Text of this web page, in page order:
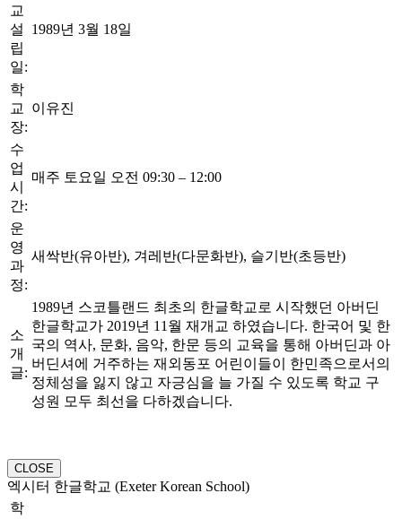
교
설
립
일:
1989년 3월 18일
학
교
장:
이유진
수
업
시
간:
매주 토요일 오전 09:30 – 12:00
운
영
과
정:
새싹반(유아반), 겨레반(다문화반), 슬기반(초등반)
소
개
글:
1989년 스코틀랜드 최초의 한글학교로 시작했던 아버딘
한글학교가 2019년 11월 재개교 하였습니다. 한국어 및 한
국의 역사, 문화, 음악, 한문 등의 교육을 통해 아버딘과 아
버딘셔에 거주하는 재외동포 어린이들이 한민족으로서의
정체성을 잃지 않고 자긍심을 늘 가질 수 있도록 학교 구
성원 모두 최선을 다하겠습니다.
CLOSE
엑시터 한글학교 (Exeter Korean School)
학